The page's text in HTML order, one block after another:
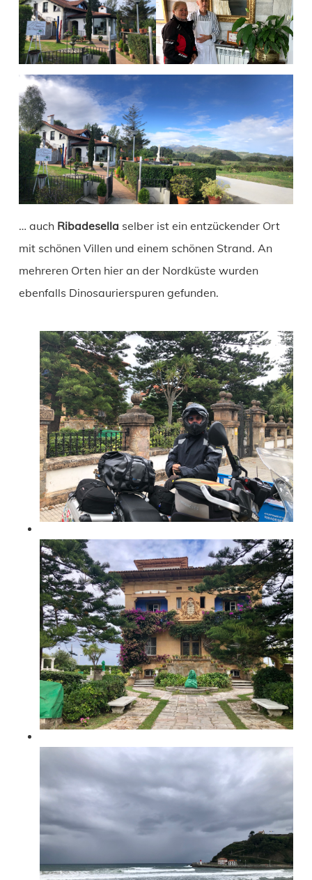
… auch Ribadesella selber ist ein entzückender Ort
mit schönen Villen und einem schönen Strand. An
mehreren Orten hier an der Nordküste wurden
ebenfalls Dinosaurierspuren gefunden.